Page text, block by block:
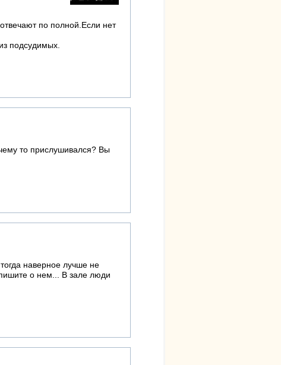
по полной.Если нет
подсудимых.
то прислушивался? Вы
наверное лучше не
о нем... В зале люди